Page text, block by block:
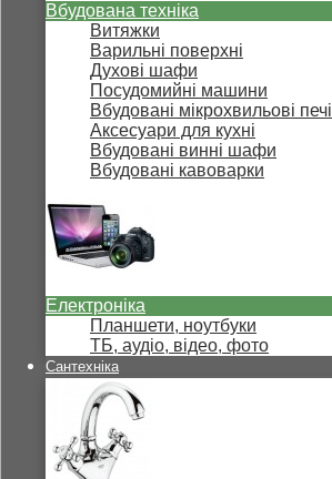
Вбудована техніка
Витяжки
Варильні поверхні
Духові шафи
Посудомийні машини
Вбудовані мікрохвильові печі
Аксесуари для кухні
Вбудовані винні шафи
Вбудовані кавоварки
Електроніка
Планшети, ноутбуки
ТБ, аудіо, відео, фото
Сантехніка